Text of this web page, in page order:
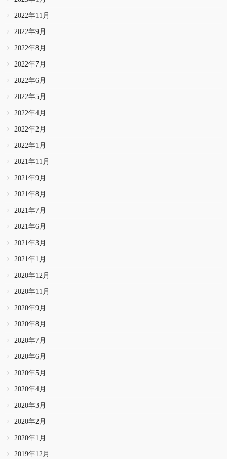
2022年11月
2022年9月
2022年8月
2022年7月
2022年6月
2022年5月
2022年4月
2022年2月
2022年1月
2021年11月
2021年9月
2021年8月
2021年7月
2021年6月
2021年3月
2021年1月
2020年12月
2020年11月
2020年9月
2020年8月
2020年7月
2020年6月
2020年5月
2020年4月
2020年3月
2020年2月
2020年1月
2019年12月